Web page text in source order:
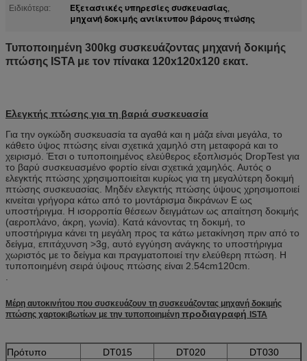
Ειδικότερα: Εξεταστικές υπηρεσίες συσκευασίας,
μηχανή δοκιμής αντίκτυπου βάρους πτώσης
Τυποποιημένη 300kg συσκευάζοντας μηχανή δοκιμής
πτώσης ISTA με τον πίνακα 120x120x120 εκατ.
Ελεγκτής πτώσης για τη βαριά συσκευασία
Για την ογκώδη συσκευασία τα αγαθά και η μάζα είναι μεγάλα, το
κάθετο ύψος πτώσης είναι σχετικά χαμηλό στη μεταφορά και το
χειρισμό. Έτσι ο τυποποιημένος ελεύθερος εξοπλισμός DropTest για
το βαρύ συσκευασμένο φορτίο είναι σχετικά χαμηλός. Αυτός ο
ελεγκτής πτώσης χρησιμοποιείται κυρίως για τη μεγαλύτερη δοκιμή
πτώσης συσκευασίας. Μηδέν ελεγκτής πτώσης ύψους χρησιμοποιεί
κινείται γρήγορα κάτω από το μοντάρισμα δικράνων Ε ως
υποστήριγμα. Η ισορροπία θέσεων δειγμάτων ως απαίτηση δοκιμής
(αεροπλάνο, άκρη, γωνία). Κατά κάνοντας τη δοκιμή, το
υποστήριγμα κάνει τη μεγάλη προς τα κάτω μετακίνηση πριν από το
δείγμα, επιτάχυνση >3g, αυτό εγγύηση ανάγκης το υποστήριγμα
χωριστός με το δείγμα και πραγματοποιεί την ελεύθερη πτώση. Η
τυποποιημένη σειρά ύψους πτώσης είναι 2.54cm120cm.
Μέρη αυτοκινήτου που συσκευάζουν τη συσκευάζοντας μηχανή δοκιμής
πτώσης χαρτοκιβωτίων με την τυποποιημένη προδιαγραφή ISTA
Πρότυπο DT015 DT020 DT030